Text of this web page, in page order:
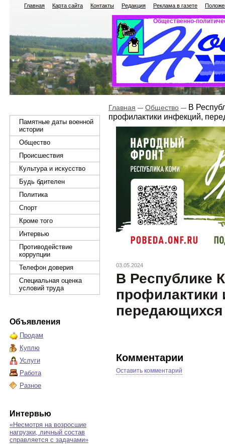
Главная Карта сайта Контакты Редакция Реклама в газете
Общественно-
Памятные даты военной
истории
Общество
Происшествия
Культура и искусство
Будь бдителен
Политика
Спорт
Кроме того
Интервью
Противодействие
коррупции
Телефон доверия
Специальная оценка
условий труда
Объявления
Продам
Куплю
Услуги
Работа
Разное
Интервью
«Несмотря на возросшие
нагрузки, личный состав
справляется с задачами»
Главная Общество
В
профилактики инфекций,
03.05.2024
В Республике
профилактики
Комментарии
Оставить комментарий